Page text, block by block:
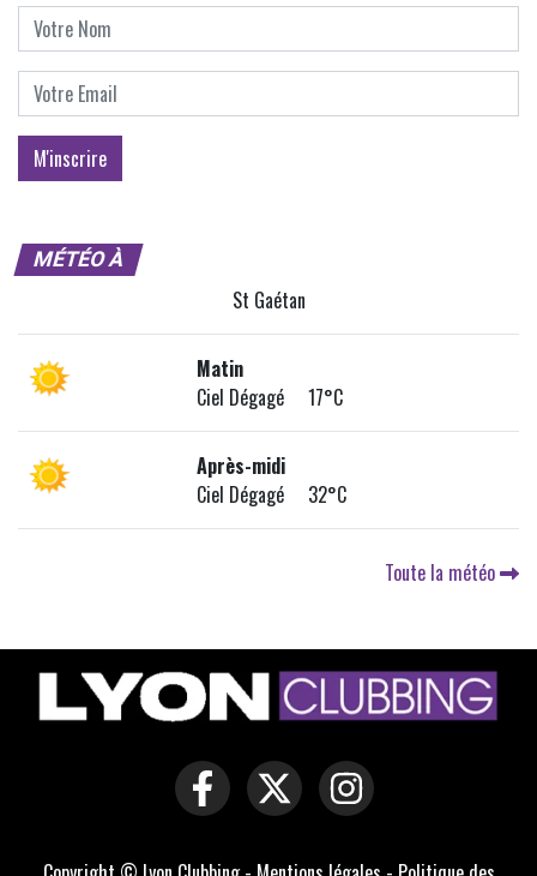
MÉTÉO À
St Gaétan
Matin
Ciel Dégagé 17°C
Après-midi
Ciel Dégagé 32°C
Toute la météo